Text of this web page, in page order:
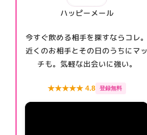
ハッピーメール
今すぐ飲める相手を探すならコレ。
近くのお相手とその日のうちにマッ
チも。気軽な出会いに強い。
★★★★★ 4.8 登録無料